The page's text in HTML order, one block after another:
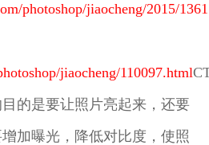
photoshop/jiaocheng/2015/
jiaocheng/110097.html
的是要让照片亮起来，还要
加曝光，降低对比度，使照